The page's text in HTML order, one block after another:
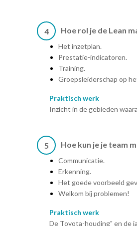
4 Hoe rol je de Lean
Het inzetplan.
Prestatie-indicatoren.
Training.
Groepsleiderschap op
Praktisch werk
Inzicht in de gebieden
5 Hoe kun je je team
Communicatie.
Erkenning.
Het goede voorbeeld
Welkom bij problemen!
Praktisch werk
De Toyota-houding" en de